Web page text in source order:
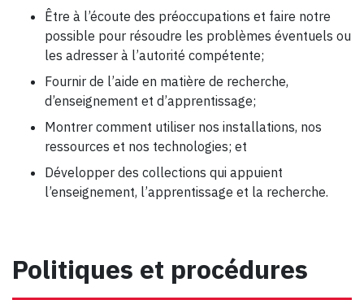
Être à l’écoute des préoccupations et faire notre
possible pour résoudre les problèmes éventuels ou
les adresser à l’autorité compétente;
Fournir de l’aide en matière de recherche,
d’enseignement et d’apprentissage;
Montrer comment utiliser nos installations, nos
ressources et nos technologies; et
Développer des collections qui appuient
l’enseignement, l’apprentissage et la recherche.
Politiques et procédures